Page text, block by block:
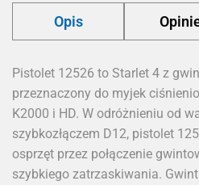
Opis
Pistolet 12526 to Starlet 4 z
przeznaczony do myjek
K2000 i HD. W odróżnieniu od
szybkozłączem D12, pistolet
osprzęt przez połączenie
szybkiego zatrzaskiwania.